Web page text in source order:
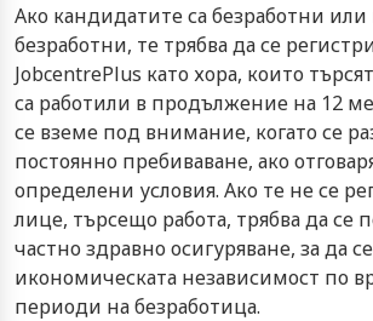
Ако кандидатите са безработни
безработни, те трябва да се
JobcentrePlus като хора, които
са работили в продължение на 12
се вземе под внимание, когато се
постоянно пребиваване, ако
определени условия. Ако те не се
лице, търсещо работа, трябва да се
частно здравно осигуряване, за да
икономическата независимост по
периоди на безработица.